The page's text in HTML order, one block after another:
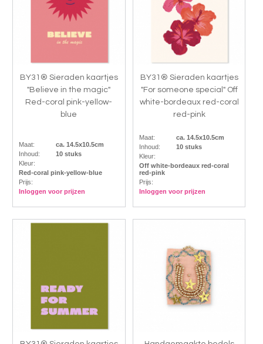
BY31® Sieraden kaartjes
"Believe in the magic"
Red-coral pink-yellow-
blue
Maat:
ca. 14.5x10.5cm
Inhoud:
10 stuks
Kleur:
Red-coral pink-yellow-blue
Prijs:
Inloggen voor prijzen
BY31® Sieraden kaartjes
"For someone special" Off
white-bordeaux red-coral
red-pink
Maat:
ca. 14.5x10.5cm
Inhoud:
10 stuks
Kleur:
Off white-bordeaux red-coral
red-pink
Prijs:
Inloggen voor prijzen